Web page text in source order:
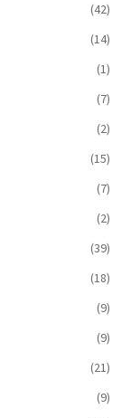
(42)
(14)
(1)
(7)
(2)
(15)
(7)
(2)
(39)
(18)
(9)
(9)
(21)
(9)